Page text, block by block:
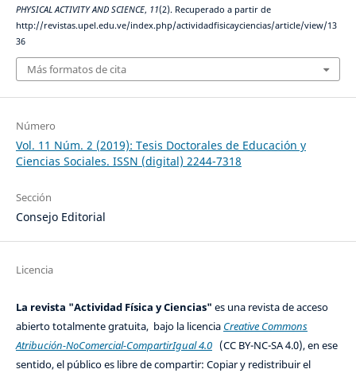
PHYSICAL ACTIVITY AND SCIENCE, 11(2). Recuperado a partir de
http://revistas.upel.edu.ve/index.php/actividadfisicayciencias/article/view/13
36
Más formatos de cita
Número
Vol. 11 Núm. 2 (2019): Tesis Doctorales de Educación y
Ciencias Sociales. ISSN (digital) 2244-7318
Sección
Consejo Editorial
Licencia
La revista "Actividad Física y Ciencias" es una revista de acceso
abierto totalmente gratuita, bajo la licencia Creative Commons
Atribución-NoComercial-CompartirIgual 4.0(CC BY-NC-SA 4.0), en ese
sentido, el público es libre de compartir: Copiar y redistribuir el